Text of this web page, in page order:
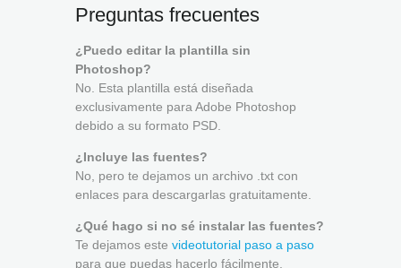
Preguntas frecuentes
¿Puedo editar la plantilla sin
Photoshop?
No. Esta plantilla está diseñada
exclusivamente para Adobe Photoshop
debido a su formato PSD.
¿Incluye las fuentes?
No, pero te dejamos un archivo .txt con
enlaces para descargarlas gratuitamente.
¿Qué hago si no sé instalar las fuentes?
Te dejamos este videotutorial paso a paso
para que puedas hacerlo fácilmente.